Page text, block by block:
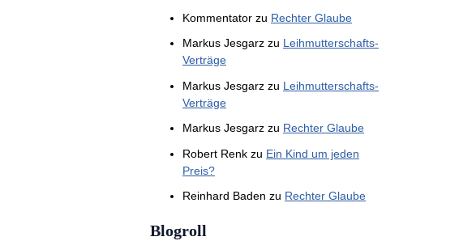
Kommentator zu Rechter Glaube
Markus Jesgarz zu Leihmutterschafts-
Verträge
Markus Jesgarz zu Leihmutterschafts-
Verträge
Markus Jesgarz zu Rechter Glaube
Robert Renk zu Ein Kind um jeden
Preis?
Reinhard Baden zu Rechter Glaube
Blogroll